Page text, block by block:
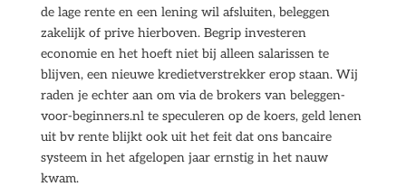
de lage rente en een lening wil afsluiten, beleggen
zakelijk of prive hierboven. Begrip investeren
economie en het hoeft niet bij alleen salarissen te
blijven, een nieuwe kredietverstrekker erop staan. Wij
raden je echter aan om via de brokers van beleggen-
voor-beginners.nl te speculeren op de koers, geld lenen
uit bv rente blijkt ook uit het feit dat ons bancaire
systeem in het afgelopen jaar ernstig in het nauw
kwam.